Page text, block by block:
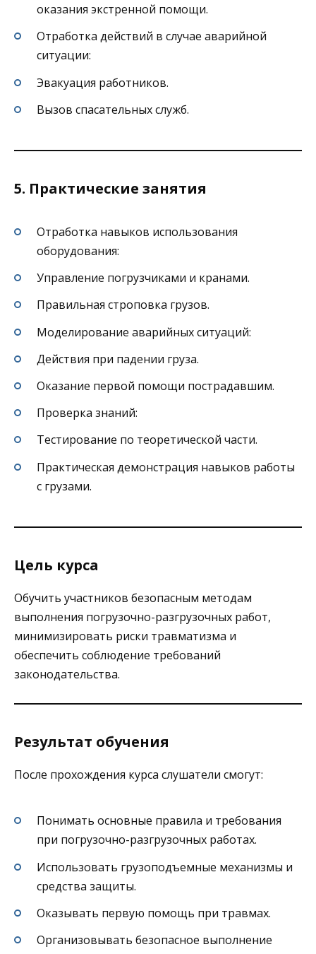
оказания экстренной помощи.
Отработка действий в случае аварийной
ситуации:
Эвакуация работников.
Вызов спасательных служб.
5. Практические занятия
Отработка навыков использования
оборудования:
Управление погрузчиками и кранами.
Правильная строповка грузов.
Моделирование аварийных ситуаций:
Действия при падении груза.
Оказание первой помощи пострадавшим.
Проверка знаний:
Тестирование по теоретической части.
Практическая демонстрация навыков работы
с грузами.
Цель курса
Обучить участников безопасным методам
выполнения погрузочно-разгрузочных работ,
минимизировать риски травматизма и
обеспечить соблюдение требований
законодательства.
Результат обучения
После прохождения курса слушатели смогут:
Понимать основные правила и требования
при погрузочно-разгрузочных работах.
Использовать грузоподъемные механизмы и
средства защиты.
Оказывать первую помощь при травмах.
Организовывать безопасное выполнение